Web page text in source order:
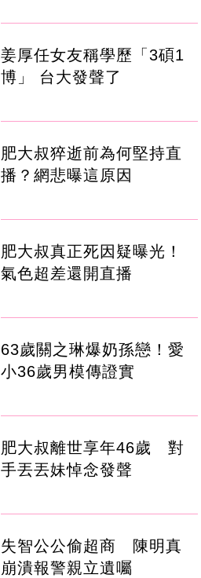
姜厚任女友稱學歷「3碩1
博」 台大發聲了
肥大叔猝逝前為何堅持直
播？網悲曝這原因
肥大叔真正死因疑曝光！
氣色超差還開直播
63歲關之琳爆奶孫戀！愛
小36歲男模傳證實
肥大叔離世享年46歲 對
手丟丟妹悼念發聲
失智公公偷超商 陳明真
崩潰報警親立遺囑